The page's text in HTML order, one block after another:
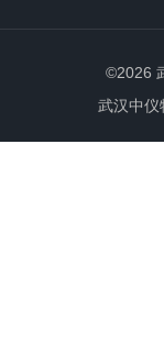
©2026
武汉中仪